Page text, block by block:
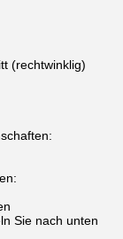
(rechtwinklig)
Sie nach unten